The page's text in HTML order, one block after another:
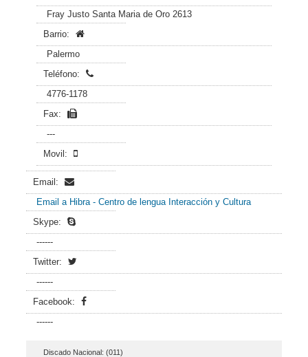
Fray Justo Santa Maria de Oro 2613
Barrio:
Palermo
Teléfono:
4776-1178
Fax:
---
Movil:
Email:
Email a Hibra - Centro de lengua Interacción y Cultura
Skype:
------
Twitter:
------
Facebook:
------
Discado Nacional: (011)